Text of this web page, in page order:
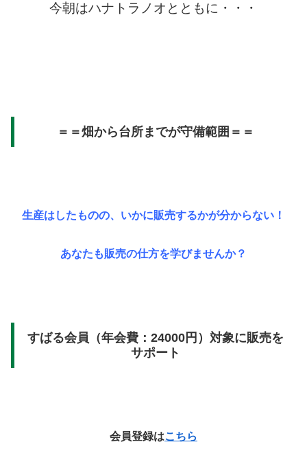
今朝はハナトラノオとともに・・・
＝＝畑から台所までが守備範囲＝＝
生産はしたものの、いかに販売するかが分からない！
あなたも販売の仕方を学びませんか？
すばる会員（年会費：24000円）対象に販売を
サポート
会員登録はこちら